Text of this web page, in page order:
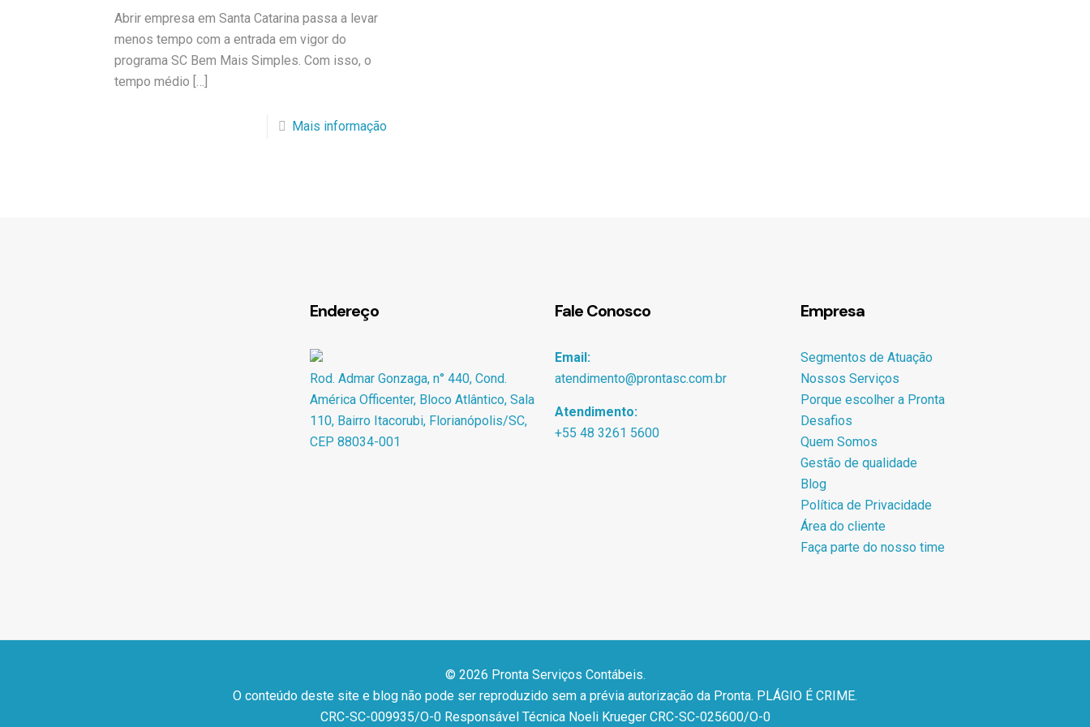
Abrir empresa em Santa Catarina passa a levar
menos tempo com a entrada em vigor do
programa SC Bem Mais Simples. Com isso, o
tempo médio […]
Mais informação
Endereço
Rod. Admar Gonzaga, n° 440, Cond.
América Officenter, Bloco Atlântico, Sala
110, Bairro Itacorubi, Florianópolis/SC,
CEP 88034-001
Fale Conosco
Email:
atendimento@prontasc.com.br
Atendimento:
+55 48 3261 5600
Empresa
Segmentos de Atuação
Nossos Serviços
Porque escolher a Pronta
Desafios
Quem Somos
Gestão de qualidade
Blog
Política de Privacidade
Área do cliente
Faça parte do nosso time
© 2026 Pronta Serviços Contábeis.
O conteúdo deste site e blog não pode ser reproduzido sem a prévia autorização da Pronta. PLÁGIO É CRIME.
CRC-SC-009935/O-0 Responsável Técnica Noeli Krueger CRC-SC-025600/O-0